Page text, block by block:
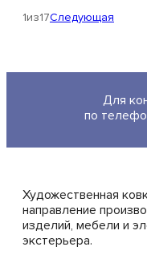
1из17Следующая
Для
по
Художественная
направление
изделий, мебели и
экстерьера.